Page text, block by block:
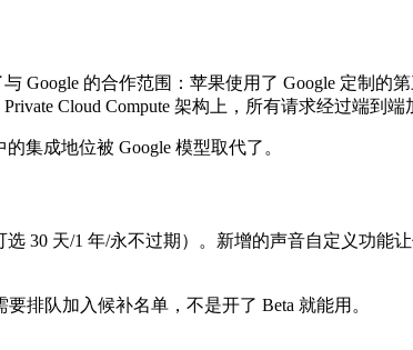
Google 的合作范围：苹果使用了 Google 定制的
Cloud Compute 架构上，所有请求经过端到端
集成地位被 Google 模型取代了。
30 天/1 年/永不过期）。新增的声音自定义功能
排队加入候补名单，不是开了 Beta 就能用。